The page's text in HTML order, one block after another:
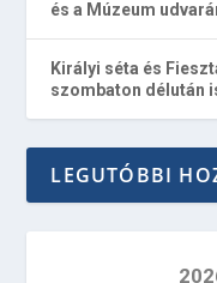
és a Múzeum
Királyi séta és
szombaton délután
LEGUTÓBBI